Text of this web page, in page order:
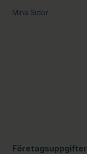
Mina Sidor
Företagsuppgifter